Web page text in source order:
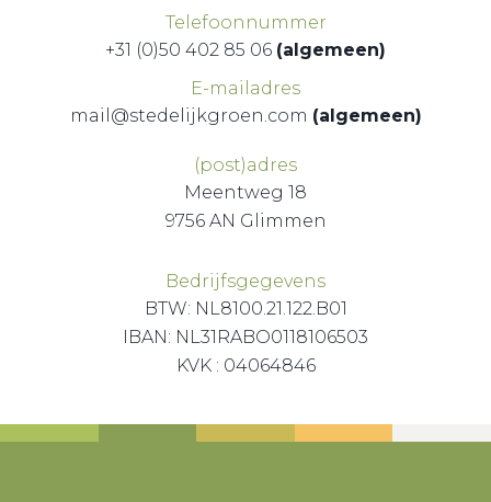
Telefoonnummer
+31 (0)50 402 85 06 (algemeen)
E-mailadres
mail@stedelijkgroen.com (algemeen)
(post)adres
Meentweg 18
9756 AN Glimmen
Bedrijfsgegevens
BTW: NL8100.21.122.B01
IBAN: NL31RABO0118106503
KVK : 04064846